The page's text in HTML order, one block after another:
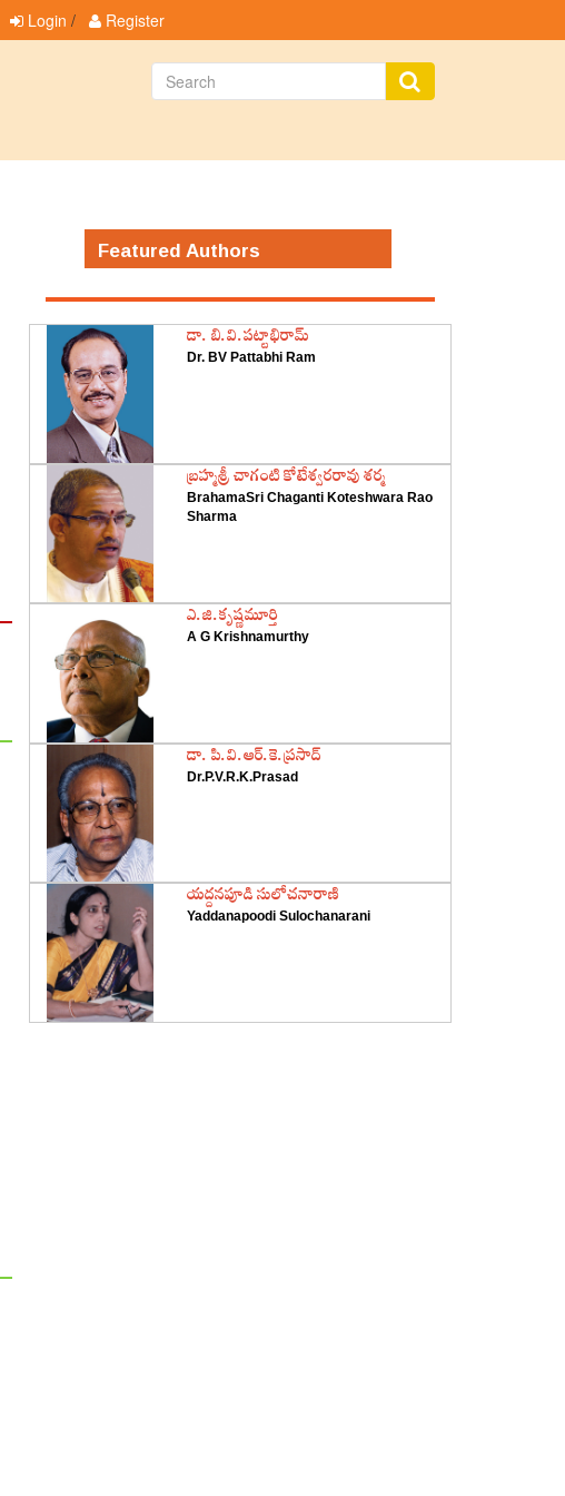
Login / Register
Featured Authors
డా. బి.వి.పట్టాభిరామ్
Dr. BV Pattabhi Ram
‌బ్రహ్మశ్రీ చాగంటి కోటేశ్వరరావు శర్మ
BrahamaSri Chaganti Koteshwara Rao
Sharma
‌ఎ.జి.కృష్ణమూర్తి
A G Krishnamurthy
‌డా. పి.వి.ఆర్‌.కె.ప్రసాద్‌
Dr.P.V.R.K.Prasad
‌యద్దనపూడి సులోచనారాణి
Yaddanapoodi Sulochanarani